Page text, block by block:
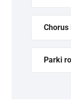
Chorus
Parki